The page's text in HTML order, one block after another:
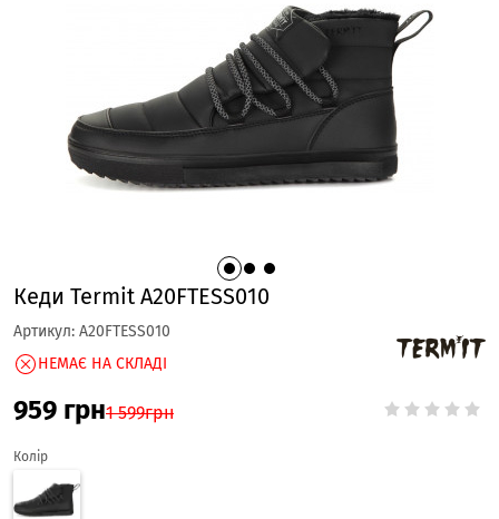
Кеди Termit A20FTESS010
Артикул: A20FTESS010
НЕМАЄ НА СКЛАДІ
959 грн1 599грн
Колір